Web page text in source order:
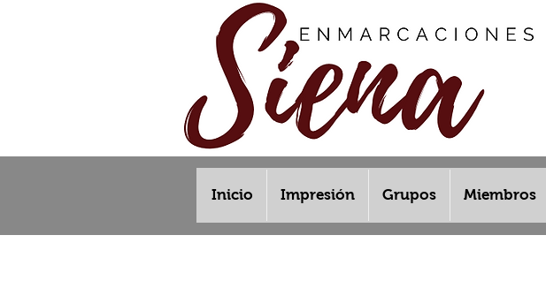
Inicio Impresión Grupos Miembros